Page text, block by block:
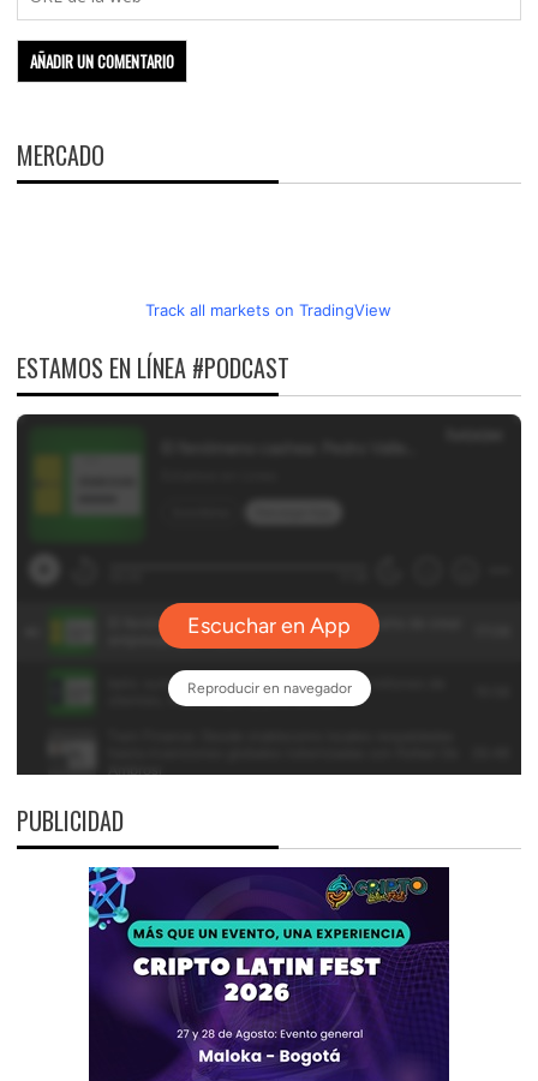
MERCADO
Track all markets on TradingView
ESTAMOS EN LÍNEA #PODCAST
PUBLICIDAD